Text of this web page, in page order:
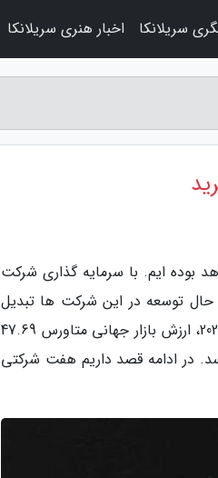
بوده ایم. با سرمایه گذاری شرکت
حال توسعه در این شرکت ها تبدیل
شده است. بر اساس گزارشی که سال 2021 از Emergen Research منتشر شد، در سال 2020، ارزش بازار جهانی متاورس 47.69
گردد تا سال 2028 به ارزش 829 میلیارد دلار برسد. در ادامه قصد داریم هفت شرکتی
سریلانکا اخبار هنری سریلانکا